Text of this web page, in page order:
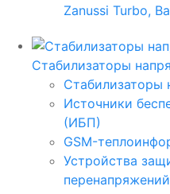
Zanussi Turbo,
Стабилизаторы
Стабилизаторы
Источники
(ИБП)
GSM-
Устройства